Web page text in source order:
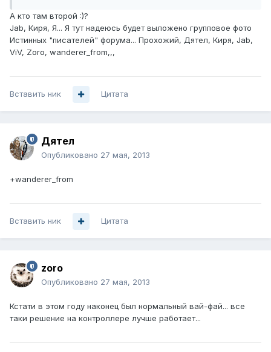
А кто там второй :)?
Jab, Киря, Я... Я тут надеюсь будет выложено групповое фото
Истинных "писателей" форума... Прохожий, Дятел, Киря, Jab,
ViV, Zoro, wanderer_from,,,
Вставить ник Цитата
Дятел
Опубликовано 27 мая, 2013
+wanderer_from
Вставить ник Цитата
zoro
Опубликовано 27 мая, 2013
Кстати в этом году наконец был нормальный вай-фай... все
таки решение на контроллере лучше работает...